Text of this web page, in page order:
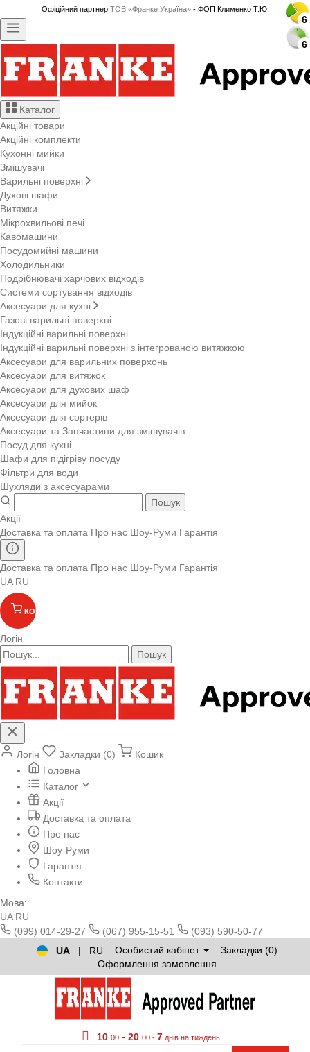
Офіційний партнер ТОВ «Франке Україна»- ФОП Клименко Т.Ю.
Каталог
Акційні товари
Акційні комплекти
Кухонні мийки
Змішувачі
Варильні поверхні
Духові шафи
Витяжки
Мікрохвильові печі
Кавомашини
Посудомийні машини
Холодильники
Подрібнювачі харчових відходів
Системи сортування відходів
Аксесуари для кухні
Газові варильні поверхні
Індукційні варильні поверхні
Індукційні варильні поверхні з інтегрованою витяжкою
Аксесуари для варильних поверхонь
Аксесуари для витяжок
Аксесуари для духових шаф
Аксесуари для мийок
Аксесуари для сортерів
Аксесуари та Запчастини для змішувачів
Посуд для кухні
Шафи для підігріву посуду
Фільтри для води
Шухляди з аксесуарами
Пошук
Акції
Доставка та оплата Про нас Шоу-Руми Гарантія
Доставка та оплата Про нас Шоу-Руми Гарантія
UA RU
КОШИК
Логін
Пошук
Логін Закладки (0)
Кошик
Головна
Каталог
Акції
Доставка та оплата
Про нас
Шоу-Руми
Гарантія
Контакти
Мова:
UA RU
(099) 014-29-27
(067) 955-15-51
(093) 590-50-77
UA
| RU Особистий кабінет
Закладки (0)
Оформлення замовлення
10 00 - 20 00 - 7 днів на тиждень
6
6
6
6
6
6
6
6
6
6
6
6
6
6
6
6
6
6
6
6
6
6
6
6
6
6
6
6
6
6
6
6